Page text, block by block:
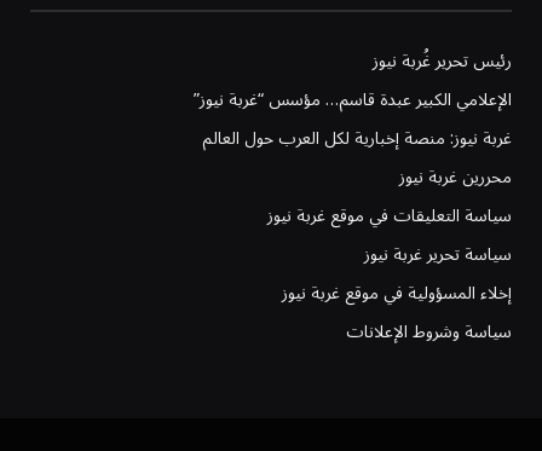
رئيس تحرير غُربة نيوز
الإعلامي الكبير عبدة قاسم… مؤسس “غربة نيوز”
غربة نيوز: منصة إخبارية لكل العرب حول العالم
محررين غربة نيوز
سياسة التعليقات في موقع غربة نيوز
سياسة تحرير غربة نيوز
إخلاء المسؤولية في موقع غربة نيوز
سياسة وشروط الإعلانات